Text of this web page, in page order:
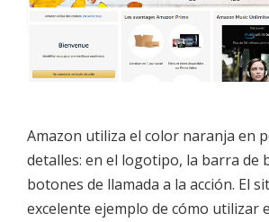
Amazon utiliza el color naranja en
detalles: en el logotipo, la barra de
botones de llamada a la acción. El
excelente ejemplo de cómo utilizar